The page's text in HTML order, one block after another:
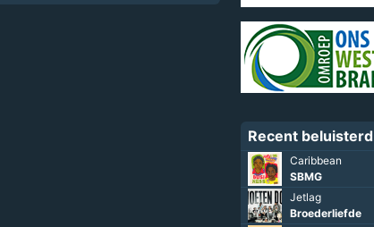
Recent beluisterd
Caribbean
SBMG
Jetlag
Broederliefde